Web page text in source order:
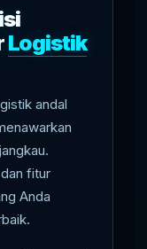
Logistik
andal
fitur
Anda